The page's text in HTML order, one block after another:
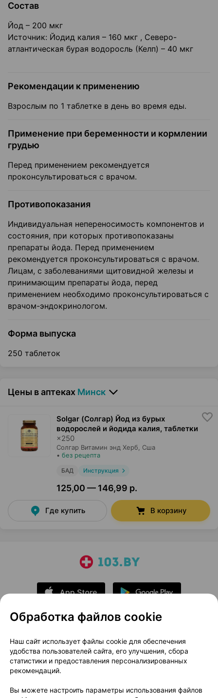
Состав
Йод – 200 мкг
Источник: Йодид калия – 160 мкг , Северо-
атлантическая бурая водоросль (Келп) – 40 мкг
Рекомендации к применению
Взрослым по 1 таблетке в день во время еды.
Применение при беременности и кормлении
грудью
Перед применением рекомендуется
проконсультироваться с врачом.
Противопоказания
Индивидуальная непереносимость компонентов и
состояния, при которых противопоказаны
препараты йода. Перед применением
рекомендуется проконсультироваться с врачом.
Лицам, с заболеваниями щитовидной железы и
принимающим препараты йода, перед
применением необходимо проконсультироваться с
врачом-эндокринологом.
Форма выпуска
250 таблеток
Цены в аптеках Минск
Solgar (Солгар) Йод из бурых
водорослей и йодида калия, таблетки
×250
Солгар Витамин энд Херб, Сша
• без рецепта
БАД Инструкция
125,00 — 146,99 р.
Где купить В корзину
О проекте
Новости проекта
Размещение рекламы
Медицинский маркетинг
Публичный договор
Доставка
Способы оплаты
Вакансии Партнеры
Обработка файлов cookie
Наш сайт использует файлы cookie для обеспечения
удобства пользователей сайта, его улучшения, сбора
статистики и предоставления персонализированных
рекомендаций.
Вы можете настроить параметры использования файлов